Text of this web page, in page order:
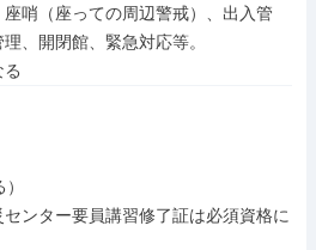
哨（座っての周辺警戒）、出入管
、開閉館、緊急対応等。
ンター要員講習修了証は必須資格に